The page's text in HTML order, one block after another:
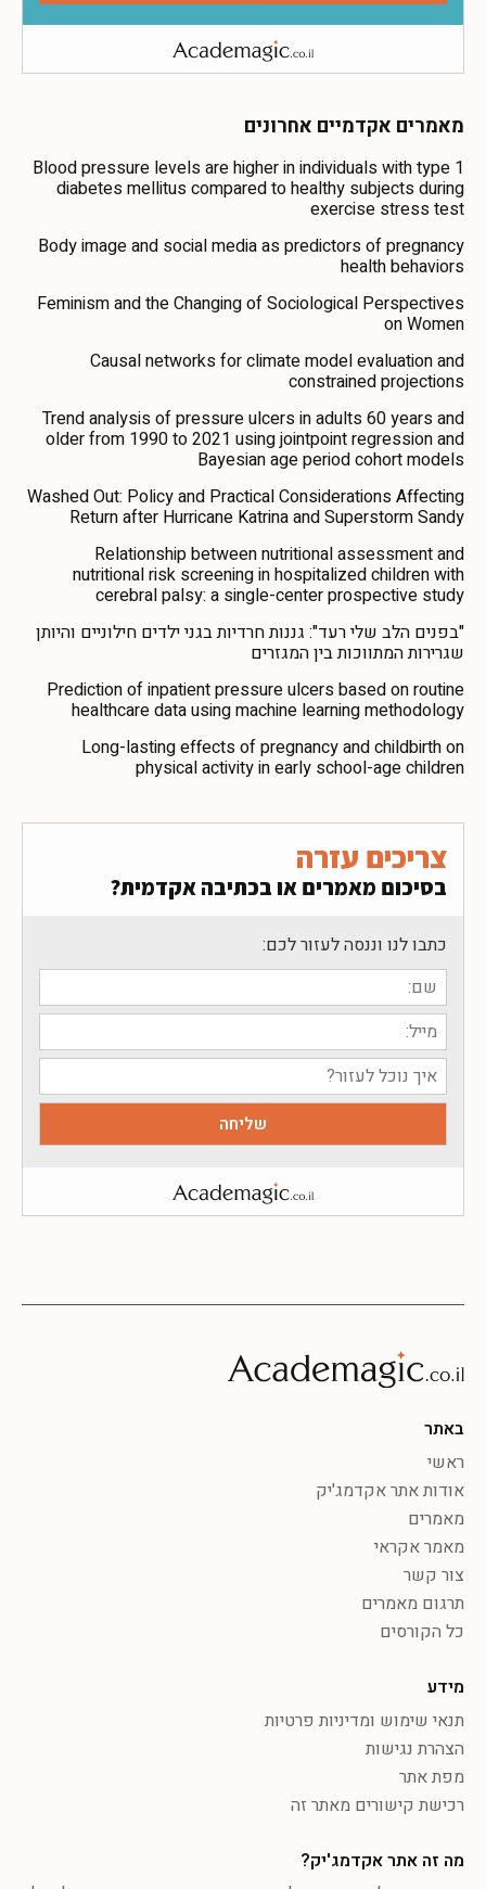
מאמרים אקדמיים אחרונים
Blood pressure levels are higher in individuals with type 1
diabetes mellitus compared to healthy subjects during
exercise stress test
Body image and social media as predictors of pregnancy
health behaviors
Feminism and the Changing of Sociological Perspectives
on Women
Causal networks for climate model evaluation and
constrained projections
Trend analysis of pressure ulcers in adults 60 years and
older from 1990 to 2021 using jointpoint regression and
Bayesian age period cohort models
Washed Out: Policy and Practical Considerations Affecting
Return after Hurricane Katrina and Superstorm Sandy
Relationship between nutritional assessment and
nutritional risk screening in hospitalized children with
cerebral palsy: a single-center prospective study
"בפנים הלב שלי רעד": גננות חרדיות בגני ילדים חילוניים והיותן
שגרירות המתווכות בין המגזרים
Prediction of inpatient pressure ulcers based on routine
healthcare data using machine learning methodology
Long-lasting effects of pregnancy and childbirth on
physical activity in early school-age children
צריכים עזרה
בסיכום מאמרים או בכתיבה אקדמית?
כתבו לנו וננסה לעזור לכם:
באתר
ראשי
אודות אתר אקדמג'יק
מאמרים
מאמר אקראי
צור קשר
תרגום מאמרים
כל הקורסים
מידע
תנאי שימוש ומדיניות פרטיות
הצהרת נגישות
מפת אתר
רכישת קישורים מאתר זה
מה זה אתר אקדמג'יק?